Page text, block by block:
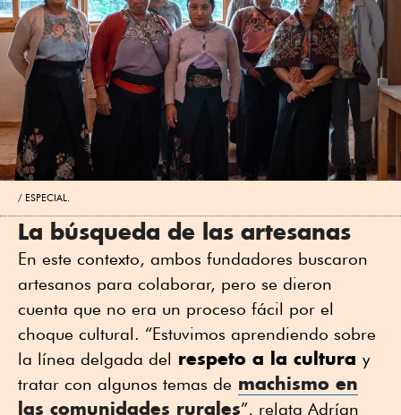
ESPECIAL.
La búsqueda de las artesanas
En este contexto, ambos fundadores buscaron
artesanos para colaborar, pero se dieron
cuenta que no era un proceso fácil por el
choque cultural. “Estuvimos aprendiendo sobre
la línea delgada del respeto a la cultura y
tratar con algunos temas de machismo en
las comunidades rurales”, relata Adrían